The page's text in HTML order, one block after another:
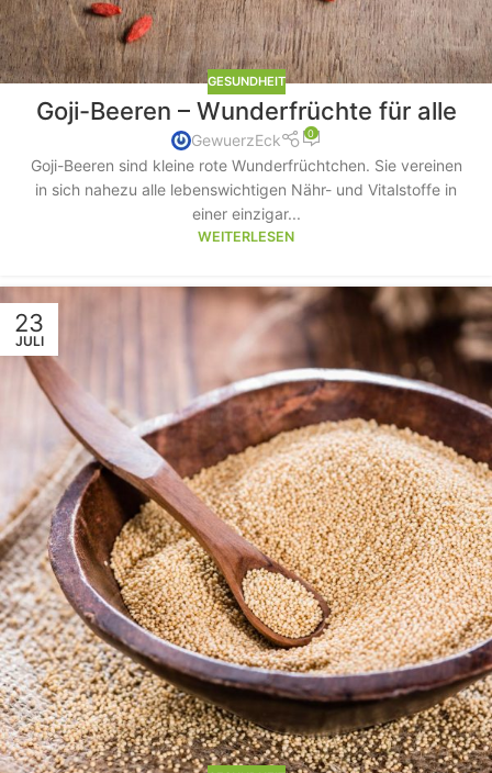
GESUNDHEIT
Goji-Beeren – Wunderfrüchte für alle
GewuerzEck 0
Goji-Beeren sind kleine rote Wunderfrüchtchen. Sie vereinen
in sich nahezu alle lebenswichtigen Nähr- und Vitalstoffe in
einer einzigar...
WEITERLESEN
23
JULI